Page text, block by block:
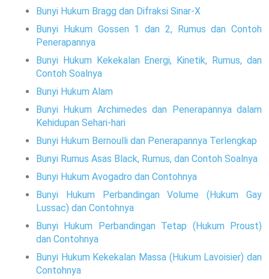
Bunyi Hukum Bragg dan Difraksi Sinar-X
Bunyi Hukum Gossen 1 dan 2, Rumus dan Contoh
Penerapannya
Bunyi Hukum Kekekalan Energi, Kinetik, Rumus, dan
Contoh Soalnya
Bunyi Hukum Alam
Bunyi Hukum Archimedes dan Penerapannya dalam
Kehidupan Sehari-hari
Bunyi Hukum Bernoulli dan Penerapannya Terlengkap
Bunyi Rumus Asas Black, Rumus, dan Contoh Soalnya
Bunyi Hukum Avogadro dan Contohnya
Bunyi Hukum Perbandingan Volume (Hukum Gay
Lussac) dan Contohnya
Bunyi Hukum Perbandingan Tetap (Hukum Proust)
dan Contohnya
Bunyi Hukum Kekekalan Massa (Hukum Lavoisier) dan
Contohnya